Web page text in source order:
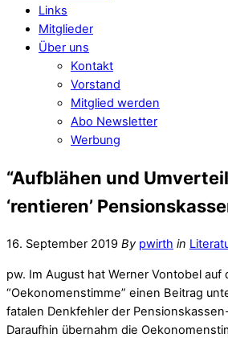
Links
Mitglieder
Über uns
Kontakt
Vorstand
Mitglied werden
Abo Newsletter
Werbung
“Aufblähen und
‘rentieren’
16. September 2019 By pwirth in
pw. Im August hat Werner Vontobel auf
“Oekonomenstimme” einen Beitrag
fatalen Denkfehler der
Daraufhin übernahm die